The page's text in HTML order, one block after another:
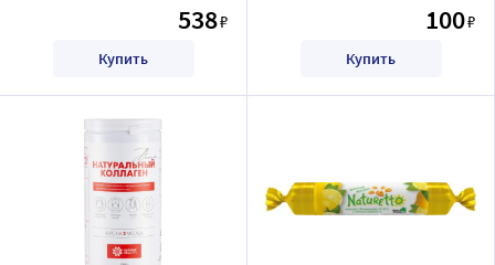
538₽
Купить
100₽
Купить